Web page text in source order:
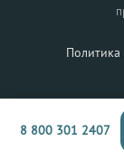
8 800 301 2407